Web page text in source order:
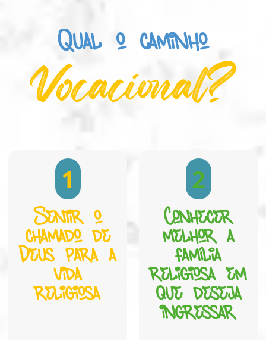
Qual o caminho
Vocacional?
1
Sentir o
chamado de
Deus para a
vida
religiosa
2
Conhecer
melhor a
família
religiosa em
que deseja
ingressar